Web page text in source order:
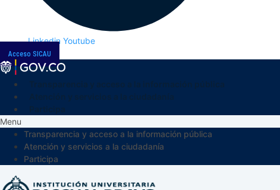
Linkedin Youtube
Acceso SICAU
Menu
Transparencia y acceso a la información pública
Atención y servicios a la ciudadanía
Participa